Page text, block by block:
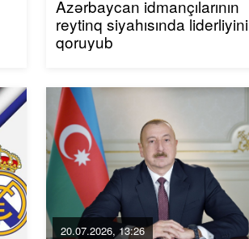
Azərbaycan idmançılarının
reytinq siyahısında liderliyini
qoruyub
20.07.2026, 13:26